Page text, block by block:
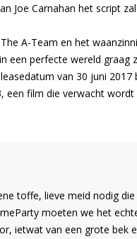
Joe Carnahan het script
A-Team en het
een perfecte wereld
van 30 juni
film die verwacht
toffe, lieve meid nodig
moeten we het
ietwat van een grote bek